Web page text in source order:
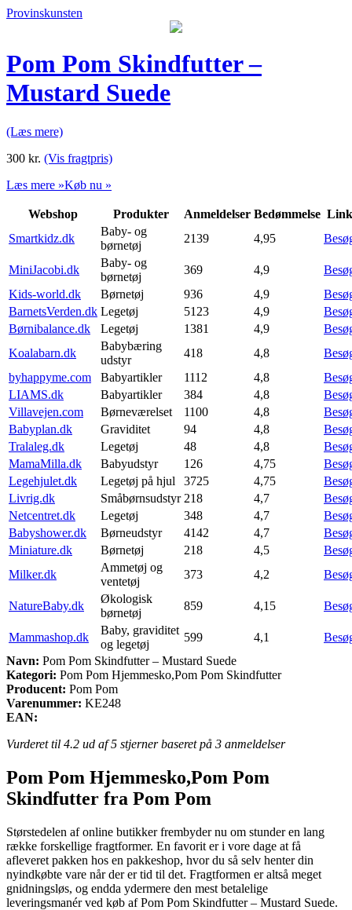
Provinskunsten
Pom Pom Skindfutter –
Mustard Suede
(Læs mere)
300 kr. (Vis fragtpris)
Læs mere »Køb nu »
Webshop Produkter Anmeldelser Bedømmelse Link
Smartkidz.dk
Baby- og
børnetøj
2139 4,95
MiniJacobi.dk
Baby- og
børnetøj
369 4,9
Kids-world.dk
Børnetøj 936 4,9
BarnetsVerden.dk Legetøj 5123 4,9
Børnibalance.dk
Legetøj 1381 4,9
Koalabarn.dk
Babybæring
udstyr
418 4,8
byhappyme.com
Babyartikler 1112 4,8
LIAMS.dk
Babyartikler 384 4,8
Villavejen.com
Børneværelset 1100 4,8
Babyplan.dk
Graviditet 94 4,8
Tralaleg.dk
Legetøj 48 4,8
MamaMilla.dk
Babyudstyr 126 4,75
Legehjulet.dk
Legetøj på hjul 3725 4,75
Livrig.dk
Småbørnsudstyr 218 4,7
Netcentret.dk
Legetøj 348 4,7
Babyshower.dk
Børneudstyr 4142 4,7
Miniature.dk
Børnetøj 218 4,5
Milker.dk
Ammetøj og
ventetøj
373 4,2
NatureBaby.dk
Økologisk
børnetøj
859 4,15
Mammashop.dk
Baby, graviditet
og legetøj
599 4,1
Navn: Pom Pom Skindfutter – Mustard Suede
Kategori: Pom Pom Hjemmesko,Pom Pom Skindfutter
Producent: Pom Pom
Varenummer: KE248
EAN:
Vurderet til 4.2 ud af 5 stjerner baseret på 3 anmeldelser
Pom Pom Hjemmesko,Pom Pom
Skindfutter fra Pom Pom
Størstedelen af online butikker frembyder nu om stunder en lang
række forskellige fragtformer. En favorit er i vore dage at få
afleveret pakken hos en pakkeshop, hvor du så selv henter din
nyindkøbte vare når der er tid til det. Fragtformen er altså meget
gnidningsløs, og endda ydermere den mest betalelige
leveringsmanér ved køb af Pom Pom Skindfutter – Mustard Suede.